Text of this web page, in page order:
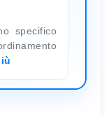
specifico